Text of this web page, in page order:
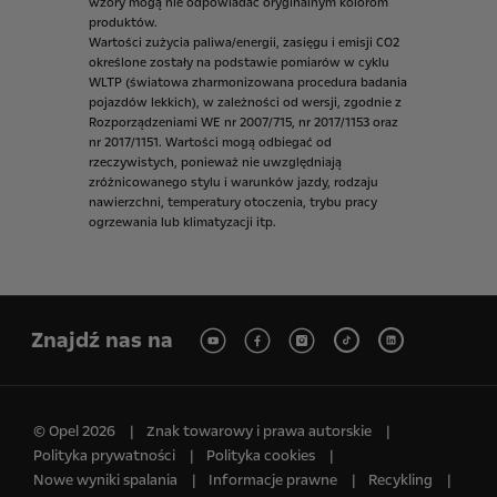
produktów.
Wartości zużycia paliwa/energii, zasięgu i emisji CO2
określone zostały na podstawie pomiarów w cyklu
WLTP (światowa zharmonizowana procedura badania
pojazdów lekkich), w zależności od wersji, zgodnie z
Rozporządzeniami WE nr 2007/715, nr 2017/1153 oraz
nr 2017/1151. Wartości mogą odbiegać od
rzeczywistych, ponieważ nie uwzględniają
zróżnicowanego stylu i warunków jazdy, rodzaju
nawierzchni, temperatury otoczenia, trybu pracy
ogrzewania lub klimatyzacji itp.
Znajdź nas na
© Opel 2026
Znak towarowy i prawa autorskie
Polityka prywatności
Polityka cookies
Nowe wyniki spalania
Informacje prawne
Recykling